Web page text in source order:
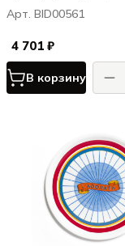
Арт. BID00561
4 701 ₽
В корзину